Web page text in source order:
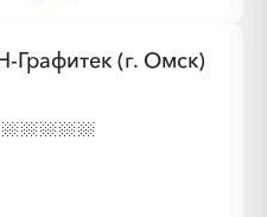
(г. Омск)